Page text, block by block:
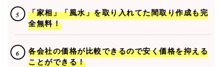
「家相」「風水」を取り入れてた間取り作成も完
全無料！
各会社の価格が比較できるので安く価格を抑える
ことができる！